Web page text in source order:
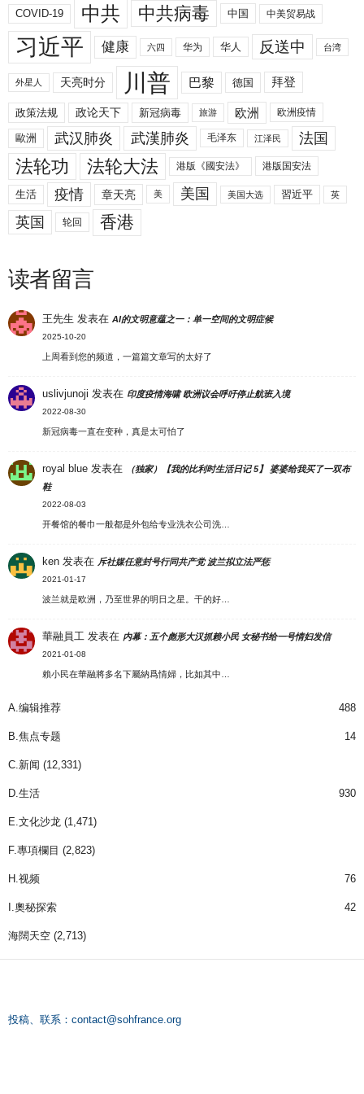
COVID-19 中共 中共病毒 中国 中美贸易战
习近平 健康 六四 华为 华人 反送中 台湾
外星人 天亮时分 川普 巴黎 德国 拜登
政策法规 政论天下 新冠病毒 旅游 欧洲 欧洲疫情
歐洲 武汉肺炎 武漢肺炎 毛泽东 江泽民 法国
法轮功 法轮大法 港版《國安法》 港版国安法
生活 疫情 章天亮 美 美国 美国大选 習近平 英
英国 轮回 香港
读者留言
王先生 发表在AI的文明意蕴之一：单一空间的文明症候
2025-10-20
上周看到您的频道，一篇篇文章写的太好了
uslivjunoji 发表在 印度疫情海啸 欧洲议会呼吁停止航班入境
2022-08-30
新冠病毒一直在变种，真是太可怕了
royal blue 发表在
（独家）【我的比利时生活日记 5】 婆婆给我买了一双布
鞋
2022-08-03
开餐馆的餐巾一般都是外包给专业洗衣公司洗…
ken 发表在 斥社媒任意封号行同共产党 波兰拟立法严惩
2021-01-17
波兰就是欧洲，乃至世界的明日之星。干的好…
華融員工 发表在 内幕：五个彪形大汉抓赖小民 女秘书给一号情妇发信
2021-01-08
賴小民在華融將多名下屬納爲情婦，比如其中…
A.编辑推荐 488
B.焦点专题 14
C.新闻 (12,331)
D.生活 930
E.文化沙龙 (1,471)
F.專項欄目 (2,823)
H.视频 76
I.奧秘探索 42
海闊天空 (2,713)
投稿、联系： contact@sohfrance.org